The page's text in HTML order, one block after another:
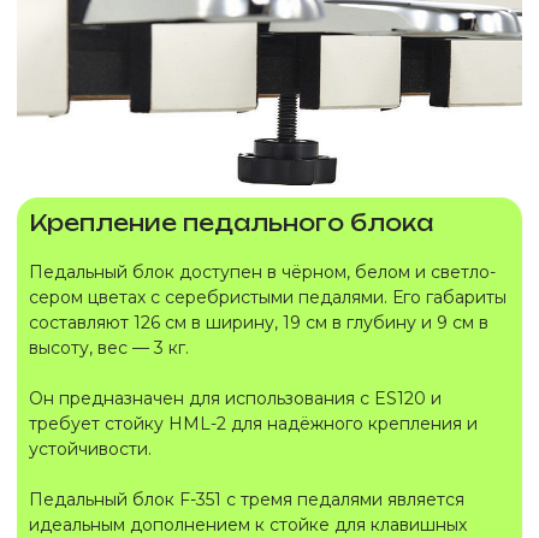
Крепление педального блока
Педальный блок доступен в чёрном, белом и светло-
сером цветах с серебристыми педалями. Его габариты
составляют 126 см в ширину, 19 см в глубину и 9 см в
высоту, вес — 3 кг.
Он предназначен для использования с ES120 и
требует стойку HML-2 для надёжного крепления и
устойчивости.
Педальный блок F-351 с тремя педалями является
идеальным дополнением к стойке для клавишных